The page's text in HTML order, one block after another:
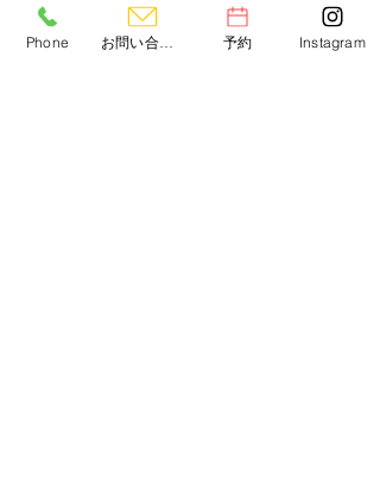
かに楽しむことができます。
Phone お問い合わせ 予約 Instagram